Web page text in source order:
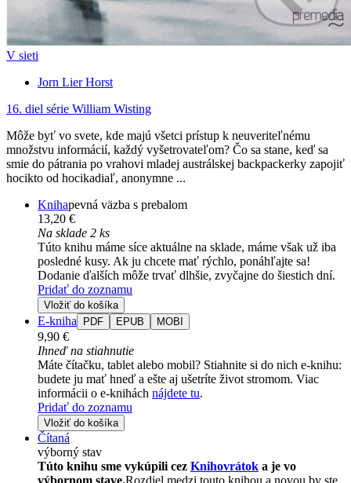
V sieti
Jorn Lier Horst
16. diel série William Wisting
Môže byť vo svete, kde majú všetci prístup k neuveriteľnému
množstvu informácií, každý vyšetrovateľom? Čo sa stane, keď sa
smie do pátrania po vrahovi mladej austrálskej backpackerky zapojiť
hocikto od hocikadiaľ, anonymne ...
Knihapevná väzba s prebalom
13,20 €
Na sklade 2 ks
Túto knihu máme síce aktuálne na sklade, máme však už iba
posledné kusy. Ak ju chcete mať rýchlo, ponáhľajte sa!
Dodanie ďalších môže trvať dlhšie, zvyčajne do šiestich dní.
Pridať do zoznamu
Vložiť do košíka
E-kniha PDF EPUB MOBI
9,90 €
Ihneď na stiahnutie
Máte čítačku, tablet alebo mobil? Stiahnite si do nich e-knihu:
budete ju mať hneď a ešte aj ušetríte život stromom. Viac
informácii o e-knihách nájdete tu.
Pridať do zoznamu
Vložiť do košíka
Čítaná
výborný stav
Túto knihu sme vykúpili cez Knihovrátok a je vo
výbornom stave.Rozdiel medzi touto knihou a novou by ste